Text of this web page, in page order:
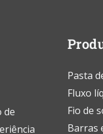
de
Pasta
Fluxo
Fio de
Barras